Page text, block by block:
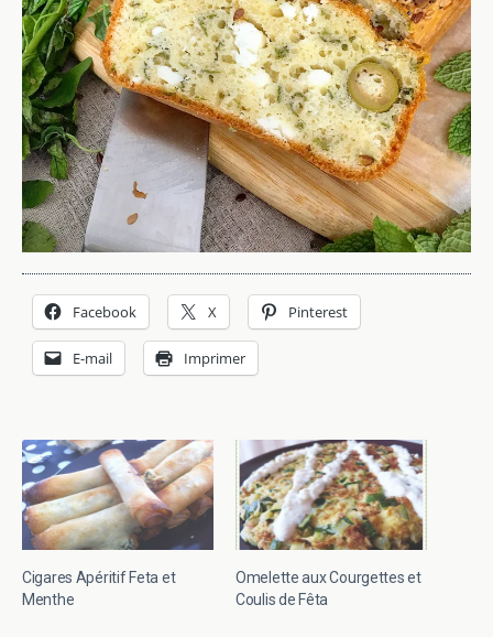
Facebook X Pinterest
E-mail Imprimer
Cigares Apéritif Feta et
Menthe
Omelette aux Courgettes et
Coulis de Fêta